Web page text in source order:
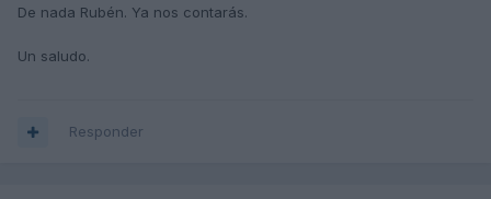
De nada Rubén. Ya nos contarás.
Un saludo.
Responder